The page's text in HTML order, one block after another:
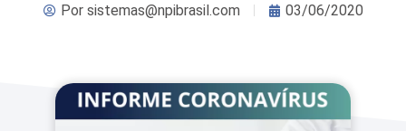
Porsistemas@npibrasil.com 03/06/2020